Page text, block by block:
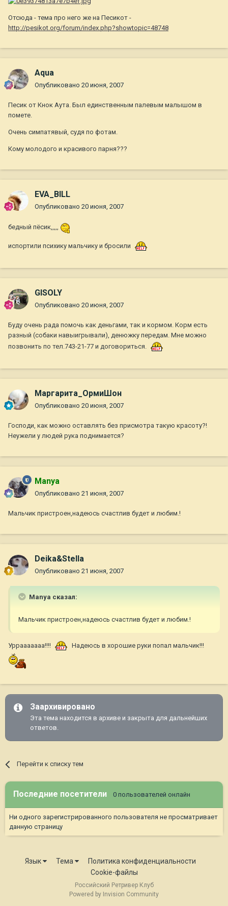
Отсюда - тема про него же на Песикот -
http://pesikot.org/forum/index.php?showtopic=48748
Aqua
Опубликовано 20 июня, 2007
Песик от Кнок Аута. Был единственным палевым малышом в
помете.
Очень симпатявый, судя по фотам.
Кому молодого и красивого парня???
EVA_BILL
Опубликовано 20 июня, 2007
бедный пёсик,,,,,
испортили психику мальчику и бросили
GISOLY
Опубликовано 20 июня, 2007
Буду очень рада помочь как деньгами, так и кормом. Корм есть
разный (собаки навыигрывали), денюжку передам. Мне можно
позвонить по тел.743-21-77 и договориться.
Маргарита_ОрмиШон
Опубликовано 20 июня, 2007
Господи, как можно оставлять без присмотра такую красоту?!
Неужели у людей рука поднимается?
Manya
Опубликовано 21 июня, 2007
Мальчик пристроен,надеюсь счастлив будет и любим.!
Deika&Stella
Опубликовано 21 июня, 2007
Manya сказал:
Мальчик пристроен,надеюсь счастлив будет и любим.!
Уррааааааа!!!! Надеюсь в хорошие руки попал мальчик!!!
Заархивировано
Эта тема находится в архиве и закрыта для дальнейших
ответов.
Перейти к списку тем
Последние посетители 0 пользователей онлайн
Ни одного зарегистрированного пользователя не просматривает
данную страницу
Язык Тема
Политика конфиденциальности
Cookie-файлы
Российский Ретривер Клуб
Powered by Invision Community